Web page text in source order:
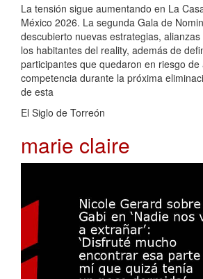
La tensión sigue aumentando en La
México 2026. La segunda Gala de
descubierto nuevas estrategias,
los habitantes del reality, además de
participantes que quedaron en riesgo de
competencia durante la próxima
de esta
El Siglo de Torreón
marie claire